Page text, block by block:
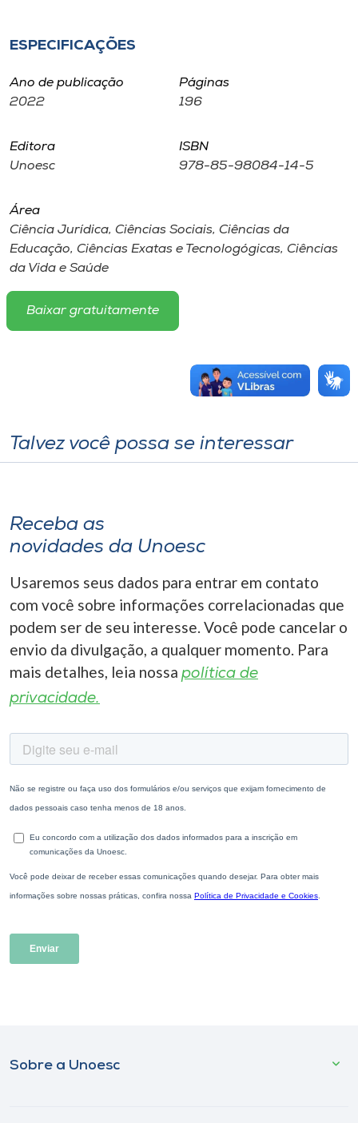
A+
ESPECIFICAÇÕES
Ano de publicação
2022
Páginas
196
Editora
Unoesc
ISBN
978-85-98084-14-5
Área
Ciência Jurídica, Ciências Sociais, Ciências da
Educação, Ciências Exatas e Tecnologógicas, Ciências
da Vida e Saúde
Baixar gratuitamente
Talvez você possa se interessar
Receba as
novidades da Unoesc
Usaremos seus dados para entrar em contato
com você sobre informações correlacionadas que
podem ser de seu interesse. Você pode cancelar o
envio da divulgação, a qualquer momento. Para
mais detalhes, leia nossa política de
privacidade.
Sobre a Unoesc